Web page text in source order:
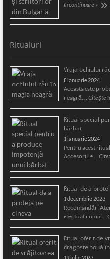
în continuare »
Ritualuri
Vraja ochiului
8 ianuarie 2024
Aceasta este
neagră. … Citește
Ritual special
bărbat
1 ianuarie 2024
Pentru acest
Accesorii: • …
Ritual de a
1 decembrie 2023
Recomandări
efectuat numai …
Ritual oferit de
dragoste nouă
19 iulie 2023